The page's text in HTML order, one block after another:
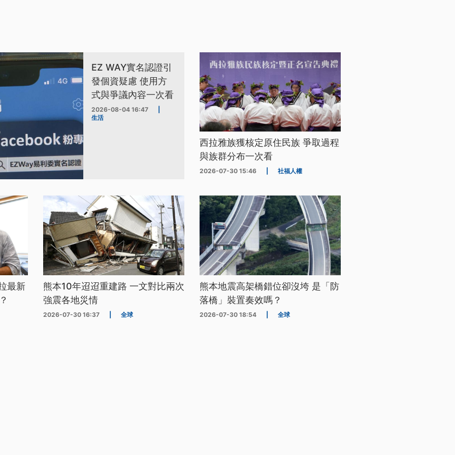
EZ WAY實名認證引
發個資疑慮 使用方
式與爭議內容一次看
2026-08-04 16:47
生活
西拉雅族獲核定原住民族 爭取過程
與族群分布一次看
2026-07-30 15:46 社福人權
最新
熊本10年迢迢重建路 一文對比兩次
強震各地災情
2026-07-30 16:37 全球
熊本地震高架橋錯位卻沒垮 是「防
落橋」裝置奏效嗎？
2026-07-30 18:54 全球